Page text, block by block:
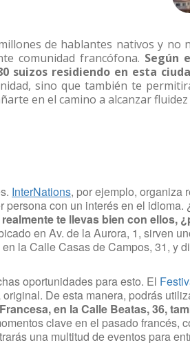
de hablantes nativos y no
comunidad francófona. Según
suizos residiendo en esta
sino que también te
en el camino a alcanzar fluidez
InterNations, por ejemplo, organiza
con un interés en el idioma.
te llevas bien con ellos,
en Av. de la Aurora, 1, sirven
la Calle Casas de Campos, 31, y
oportunidades para esto. El
De esta manera, podrás
en laCalle Beatas, 36,
clave en el pasado francés,
una multitud de eventos para